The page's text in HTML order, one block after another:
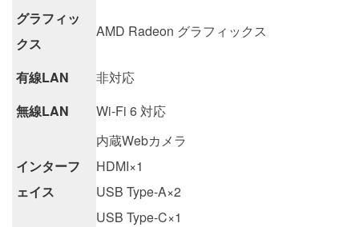
グラフィッ
クス
AMD Radeon グラフィックス
有線LAN
非対応
無線LAN
Wi-Fi 6 対応
インターフ
ェイス
内蔵Webカメラ
HDMI×1
USB Type-A×2
USB Type-C×1